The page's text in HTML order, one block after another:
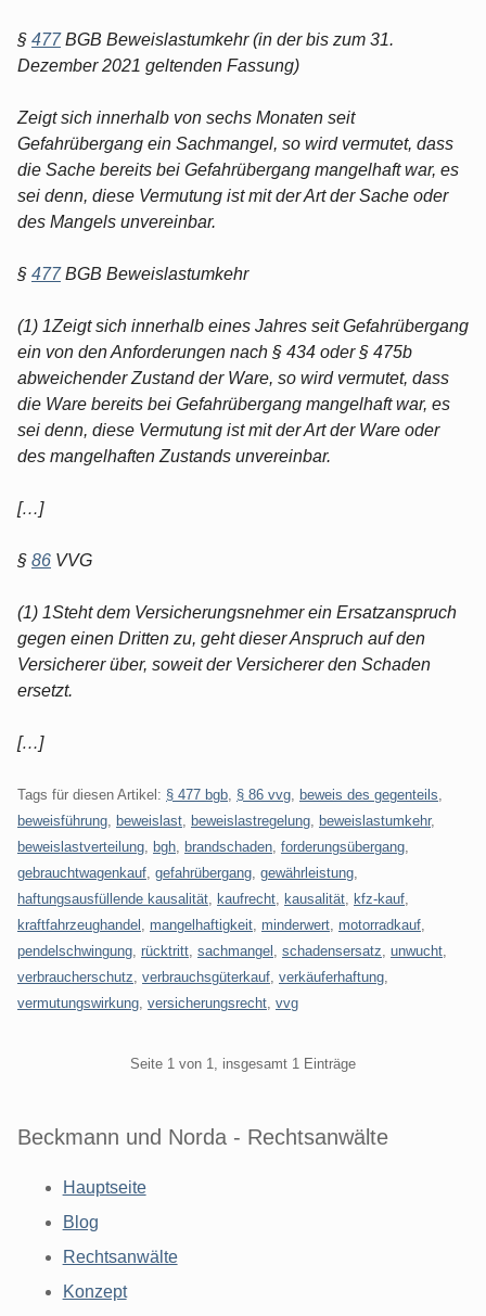
§ 477BGB Beweislastumkehr (in der bis zum 31.
Dezember 2021 geltenden Fassung)
Zeigt sich innerhalb von sechs Monaten seit
Gefahrübergang ein Sachmangel, so wird vermutet, dass
die Sache bereits bei Gefahrübergang mangelhaft war, es
sei denn, diese Vermutung ist mit der Art der Sache oder
des Mangels unvereinbar.
§ 477BGB Beweislastumkehr
(1) 1Zeigt sich innerhalb eines Jahres seit Gefahrübergang
ein von den Anforderungen nach § 434 oder § 475b
abweichender Zustand der Ware, so wird vermutet, dass
die Ware bereits bei Gefahrübergang mangelhaft war, es
sei denn, diese Vermutung ist mit der Art der Ware oder
des mangelhaften Zustands unvereinbar.
[…]
§ 86 VVG
(1) 1Steht dem Versicherungsnehmer ein Ersatzanspruch
gegen einen Dritten zu, geht dieser Anspruch auf den
Versicherer über, soweit der Versicherer den Schaden
ersetzt.
[…]
Tags für diesen Artikel: § 477 bgb § 86 vvg beweis des gegenteils
beweisführung
beweislast beweislastregelung beweislastumkehr,
beweislastverteilung
bgh brandschaden forderungsübergang
gebrauchtwagenkauf gefahrübergang gewährleistung
haftungsausfüllende kausalität
kaufrecht kausalität kfz-kauf
kraftfahrzeughandel
mangelhaftigkeit minderwert motorradkauf
pendelschwingung rücktritt sachmangel schadensersatz unwucht
verbraucherschutz verbrauchsgüterkauf verkäuferhaftung
vermutungswirkung versicherungsrecht vvg
Seite 1 von 1, insgesamt 1 Einträge
Beckmann und Norda - Rechtsanwälte
Hauptseite
Blog
Rechtsanwälte
Konzept